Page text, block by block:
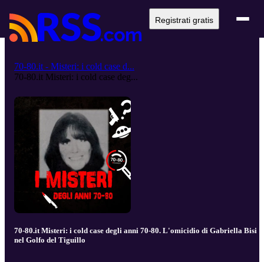
Registrati gratis
70-80.it - Misteri: i cold case d...
70-80.it Misteri: i cold case deg...
70-80.it Misteri: i cold case degli anni 70-80. L'omicidio di Gabriella Bisi
nel Golfo del Tiguillo